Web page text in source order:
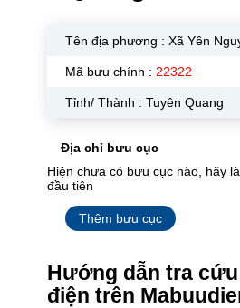
Tên địa phương : Xã Yên
Mã bưu chính : 22322
Tỉnh/ Thành : Tuyên Quang
Địa chỉ bưu cục
Hiện chưa có bưu cục nào, hãy
đầu tiên
Thêm bưu cục
Hướng dẫn tra
điện trên